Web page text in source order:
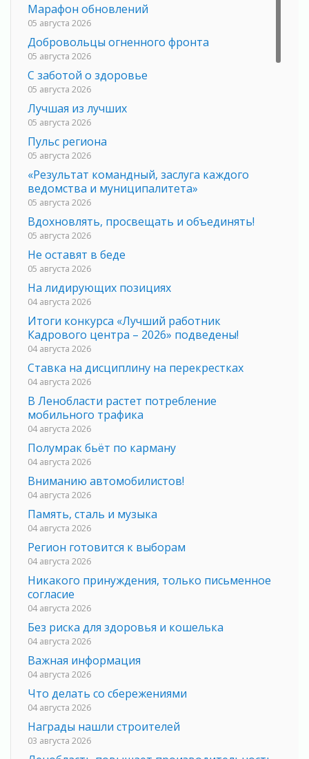
Марафон обновлений
05 августа 2026
Добровольцы огненного фронта
05 августа 2026
С заботой о здоровье
05 августа 2026
Лучшая из лучших
05 августа 2026
Пульс региона
05 августа 2026
«Результат командный, заслуга каждого
ведомства и муниципалитета»
05 августа 2026
Вдохновлять, просвещать и объединять!
05 августа 2026
Не оставят в беде
05 августа 2026
На лидирующих позициях
04 августа 2026
Итоги конкурса «Лучший работник
Кадрового центра – 2026» подведены!
04 августа 2026
Ставка на дисциплину на перекрестках
04 августа 2026
В Ленобласти растет потребление
мобильного трафика
04 августа 2026
Полумрак бьёт по карману
04 августа 2026
Вниманию автомобилистов!
04 августа 2026
Память, сталь и музыка
04 августа 2026
Регион готовится к выборам
04 августа 2026
Никакого принуждения, только письменное
согласие
04 августа 2026
Без риска для здоровья и кошелька
04 августа 2026
Важная информация
04 августа 2026
Что делать со сбережениями
04 августа 2026
Награды нашли строителей
03 августа 2026